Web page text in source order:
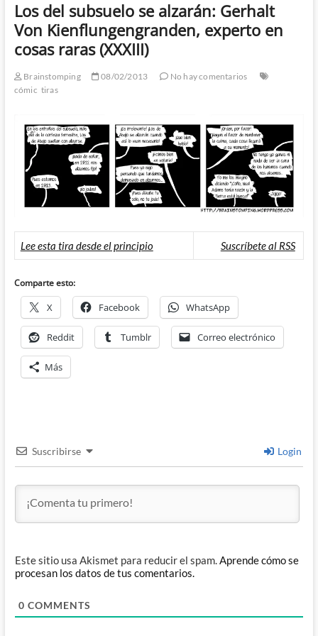
Los del subsuelo se alzarán: Gerhalt
Von Kienflungengranden, experto en
cosas raras (XXXIII)
Brainstomping 08/02/2013
No hay comentarios
cómic tiras
Lee esta tira desde el principio Suscríbete al RSS
Comparte esto:
X Facebook WhatsApp
Reddit Tumblr Correo electrónico
Más
Suscribirse Login
Este sitio usa Akismet para reducir el spam.Aprende cómo se
procesan los datos de tus comentarios.
0 COMMENTS